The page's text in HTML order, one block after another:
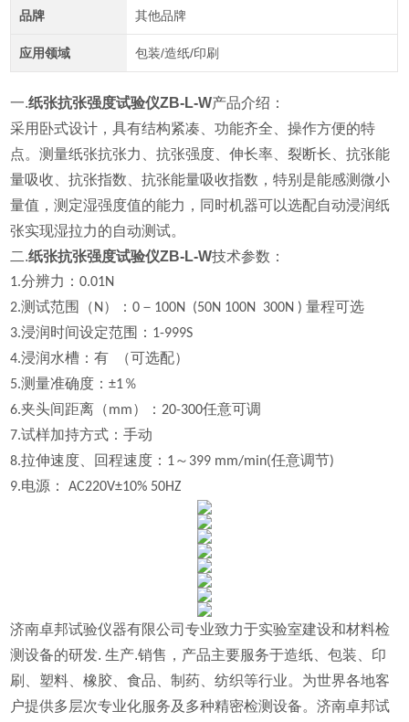
品牌 其他品牌
应用领域 包装/造纸/印刷
一.纸张抗张强度试验仪ZB-L-W产品介绍：
采用卧式设计，具有结构紧凑、功能齐全、操作方便的特
点。测量纸张抗张力、抗张强度、伸长率、裂断长、抗张能
量吸收、抗张指数、抗张能量吸收指数，特别是能感测微小
量值，测定湿强度值的能力，同时机器可以选配自动浸润纸
张实现湿拉力的自动测试。
二.纸张抗张强度试验仪ZB-L-W技术参数：
1.分辨力：0.01N
2.测试范围（N）：0－100N (50N 100N 300N ) 量程可选
3.浸润时间设定范围：1-999S
4.浸润水槽：有 （可选配）
5.测量准确度：±1％
6.夹头间距离（mm）：20-300任意可调
7.试样加持方式：手动
8.拉伸速度、回程速度：1～399 mm/min(任意调节)
9.电源： AC220V±10% 50HZ
济南卓邦试验仪器有限公司专业致力于实验室建设和材料检
测设备的研发. 生产.销售，产品主要服务于造纸、包装、印
刷、塑料、橡胶、食品、制药、纺织等行业。为世界各地客
户提供多层次专业化服务及多种精密检测设备。济南卓邦试